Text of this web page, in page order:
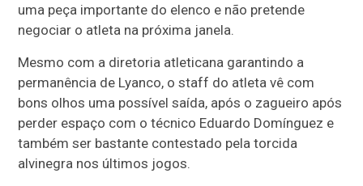
uma peça importante do elenco e não pretende
negociar o atleta na próxima janela.
Mesmo com a diretoria atleticana garantindo a
permanência de Lyanco, o staff do atleta vê com
bons olhos uma possível saída, após o zagueiro após
perder espaço com o técnico Eduardo Domínguez e
também ser bastante contestado pela torcida
alvinegra nos últimos jogos.